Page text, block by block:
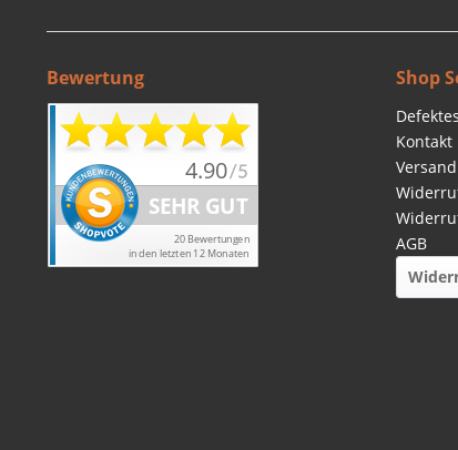
Bewertung Shop
Kontakt
AGB